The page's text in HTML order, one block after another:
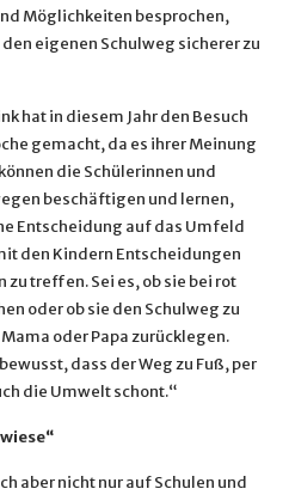
Möglichkeiten besprochen,
eigenen Schulweg sicherer zu
hat in diesem Jahr den Besuch
gemacht, da es ihrer Meinung
die Schülerinnen und
beschäftigen und lernen,
Entscheidung auf das Umfeld
den Kindern Entscheidungen
treffen. Sei es, ob sie bei rot
oder ob sie den Schulweg zu
oder Papa zurücklegen.
dass der Weg zu Fuß, per
die Umwelt schont.“
aber nicht nur auf Schulen und